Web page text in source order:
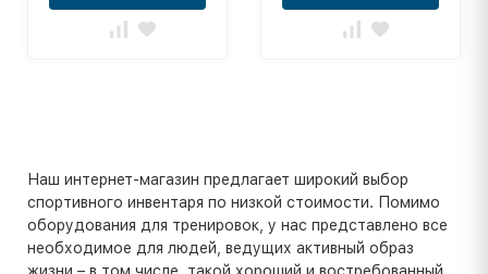
Наш интернет-магазин предлагает широкий выбор
спортивного инвентаря по низкой стоимости. Помимо
оборудования для тренировок, у нас представлено все
необходимое для людей, ведущих активный образ